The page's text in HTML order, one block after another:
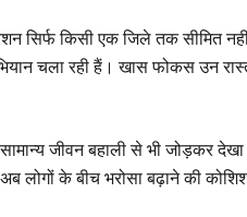
सिर्फ किसी एक जिले तक सीमित
चला रही हैं। खास फोकस उन
जीवन बहाली से भी जोड़कर
लोगों के बीच भरोसा बढ़ाने की